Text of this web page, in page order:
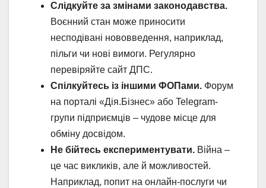
Слідкуйте за змінами законодавства.
Воєнний стан може приносити
несподівані нововведення, наприклад,
пільги чи нові вимоги. Регулярно
перевіряйте сайт ДПС.
Спілкуйтесь із іншими ФОПами. Форум
на порталі «Дія.Бізнес» або Telegram-
групи підприємців – чудове місце для
обміну досвідом.
Не бійтесь експериментувати. Війна –
це час викликів, але й можливостей.
Наприклад, попит на онлайн-послуги чи